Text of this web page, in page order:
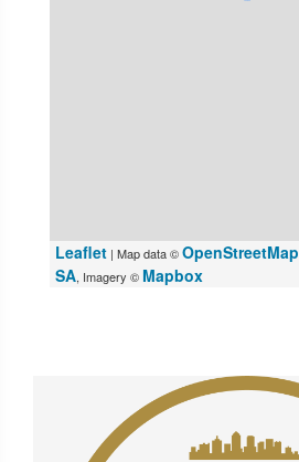
Leaflet | Map data ©OpenStreetMap
SA, Imagery © Mapbox